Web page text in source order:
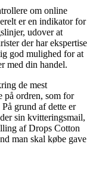
om online
er en indikator for
udover at
der har ekspertise
god mulighed for at
med din handel.
de mest
på ordren, som for
grund af dette er
sin kvitteringsmail,
af Drops Cotton
man skal købe gave